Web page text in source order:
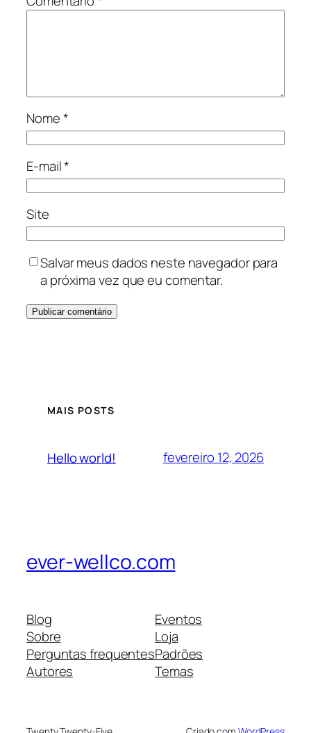
Nome*
E-mail*
Site
Salvar meus dados neste navegador para
a próxima vez que eu comentar.
MAIS POSTS
Hello world! fevereiro 12, 2026
ever-wellco.com
Blog
Sobre
Perguntas frequentes
Autores
Eventos
Loja
Padrões
Temas